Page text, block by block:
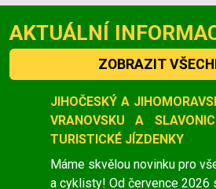
AKTUÁLNÍ
ZOBRAZIT
Slide 1 of 2
JIHOČESKÝ A
VRANOVSKU A
TURISTICKÉ JÍZDENKY
Máme skvělou novinku pro
a cyklisty! Od července 2026